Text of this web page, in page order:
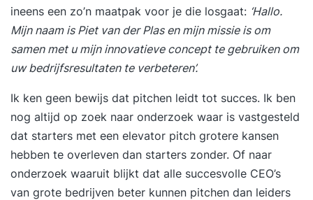
ineens een zo’n maatpak voor je die losgaat: ‘Hallo.
Mijn naam is Piet van der Plas en mijn missie is om
samen met u mijn innovatieve concept te gebruiken om
uw bedrijfsresultaten te verbeteren’.
Ik ken geen bewijs dat pitchen leidt tot succes. Ik ben
nog altijd op zoek naar onderzoek waar is vastgesteld
dat starters met een elevator pitch grotere kansen
hebben te overleven dan starters zonder. Of naar
onderzoek waaruit blijkt dat alle succesvolle CEO’s
van grote bedrijven beter kunnen pitchen dan leiders